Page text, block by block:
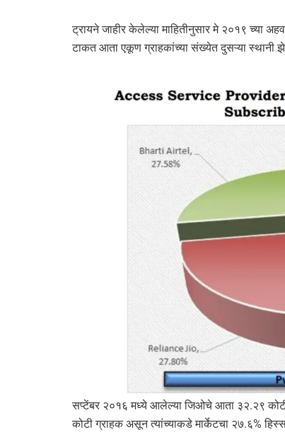
ट्रायने जाहीर केलेल्या माहितीनुसार मे २०१९ च्या
टाकत आता एकूण ग्राहकांच्या संख्येत दुसऱ्या स्थानी
सप्टेंबर २०१६ मध्ये आलेल्या जिओचे आता ३२.२९
कोटी ग्राहक असून त्यांच्याकडे मार्केटचा २७.६%